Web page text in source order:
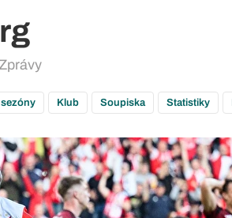
sezóny Klub Soupiska Statistiky